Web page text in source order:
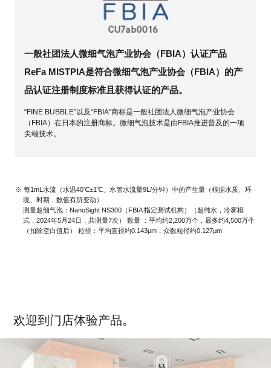
一般社团法人微细气泡产业协会（FBIA）认证产品
ReFa MISTPIA是符合微细气泡产业协会（FBIA）的产
品认证注册制度标准且获得认证的产品。
“FINE BUBBLE”以及“FBIA”商标是一般社团法人微细气泡产业协会
（FBIA）在日本的注册商标。微细气泡技术是由FBIA推进普及的一项
尖端技术。
※ 每1mL水流（水温40℃±1℃、水管水流量9L/分钟）中的产生量（根据水质、环
境、时期，数值有所变动）
测量超细气泡：NanoSight NS300（FBIA 指定测试机构）（超纯水，冷雾模
式，2024年5月24日，共测量7次） 数量 ：平均约2,200万个，最多约4,500万个
（扣除空白值后） 粒径：平均直径约0.143μm，众数粒径约0.127μm
欢迎到门店体验产品。